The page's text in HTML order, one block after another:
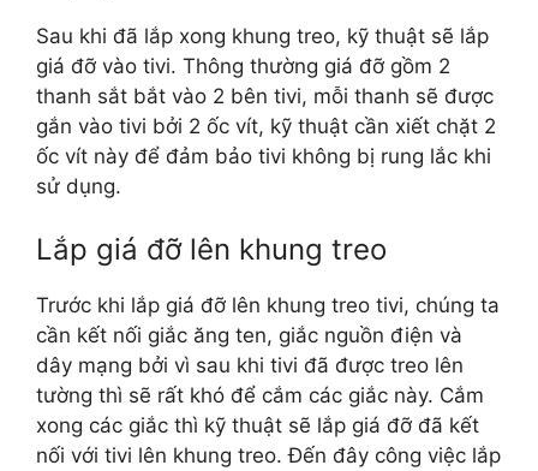
Sau khi đã lắp xong khung treo, kỹ thuật sẽ lắp
giá đỡ vào tivi. Thông thường giá đỡ gồm 2
thanh sắt bắt vào 2 bên tivi, mỗi thanh sẽ được
gắn vào tivi bởi 2 ốc vít, kỹ thuật cần xiết chặt 2
ốc vít này để đảm bảo tivi không bị rung lắc khi
sử dụng.
Lắp giá đỡ lên khung treo
Trước khi lắp giá đỡ lên khung treo tivi, chúng ta
cần kết nối giắc ăng ten, giắc nguồn điện và
dây mạng bởi vì sau khi tivi đã được treo lên
tường thì sẽ rất khó để cắm các giắc này. Cắm
xong các giắc thì kỹ thuật sẽ lắp giá đỡ đã kết
nối với tivi lên khung treo. Đến đây công việc lắp